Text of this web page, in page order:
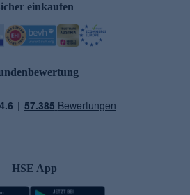
einkaufen
HSE App